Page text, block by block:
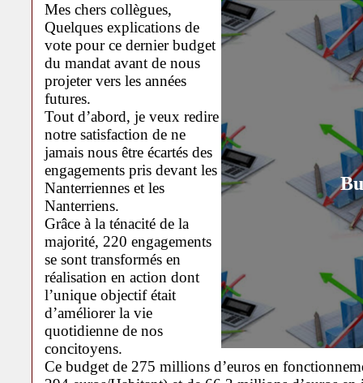
Mes chers collègues,
Quelques explications de
vote pour ce dernier budget
du mandat avant de nous
projeter vers les années
futures.
Tout d’abord, je veux redire
notre satisfaction de ne
jamais nous être écartés des
engagements pris devant les
Nanterriennes et les
Nanterriens.
Grâce à la ténacité de la
majorité, 220 engagements
se sont transformés en
réalisation en action dont
l’unique objectif était
d’améliorer la vie
quotidienne de nos
concitoyens.
Ce budget de 275 millions d’euros en